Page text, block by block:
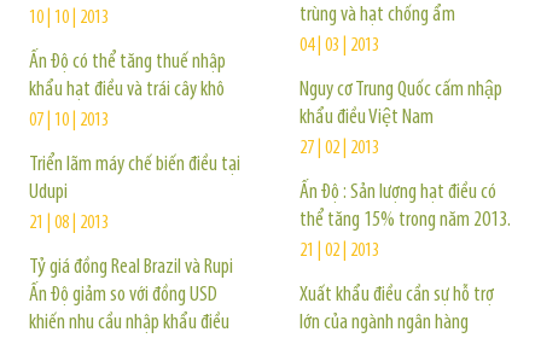
10 | 10 | 2013
Ấn Độ có thể tăng thuế nhập
khẩu hạt điều và trái cây khô
07 | 10 | 2013
Triển lãm máy chế biến điều tại
Udupi
21 | 08 | 2013
Tỷ giá đồng Real Brazil và Rupi
Ấn Độ giảm so với đồng USD
khiến nhu cầu nhập khẩu điều
trùng và hạt chống ẩm
04 | 03 | 2013
Nguy cơ Trung Quốc cấm nhập
khẩu điều Việt Nam
27 | 02 | 2013
Ấn Độ : Sản lượng hạt điều có
thể tăng 15% trong năm 2013.
21 | 02 | 2013
Xuất khẩu điều cần sự hỗ trợ
lớn của ngành ngân hàng